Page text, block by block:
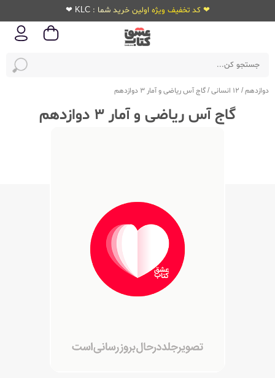
❤ کد تخفیف ویژه اولین خرید شما : KLC ❤
دوازدهم/ 12 انسانی /گاج آس ریاضی و آمار 3 دوازدهم
گاج آس ریاضی و آمار 3 دوازدهم